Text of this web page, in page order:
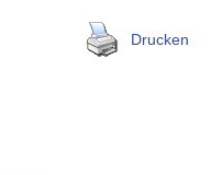
Drucken